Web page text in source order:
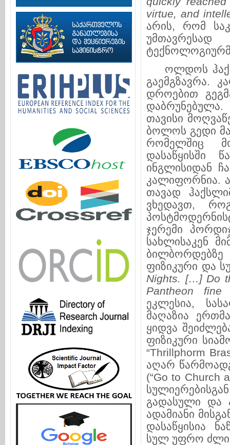
virtue, and
არის, რომ
ოლდოს
გაემგზავრა.
დროებით
თავისი
ბოლოს გედი
რომელშიც
დასაწყისში
ინგლისიდან
კალიფორნია.
თავად
ვხედავთ,
ჯერემი
სახლისაკენ
ფიზიკური და
Nights. […]Do
Pantheon
ეკლესია,
მაღაზია
ყიდვა
ფიზიკური
“Thrillphorm
აღარ
(“Go to Church
გადასული და
ადამიანი
დასაწყისია
სულ უფრო